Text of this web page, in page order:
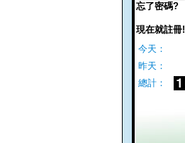
忘了密碼?
現在就註冊!
今天：
昨天：
總計：